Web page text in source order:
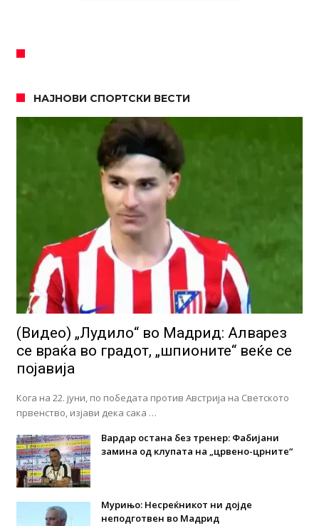
НАЈНОВИ СПОРТСКИ ВЕСТИ
(Видео) „Лудило“ во Мадрид: Алварез
се враќа во градот, „шпионите“ веќе се
појавија
Кога на 22. јуни, по победата против Австрија на Светското
првенство, изјави дека сака …
Вардар остана без тренер: Фабијани
замина од клупата на „црвено-црните“
Мурињо: Несреќникот ни дојде
неподготвен во Мадрид